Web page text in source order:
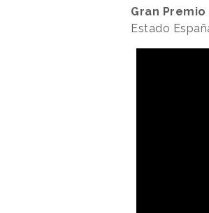
Gran Premio
Estado